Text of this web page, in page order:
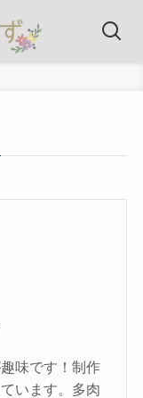
味です！制作
います。多肉